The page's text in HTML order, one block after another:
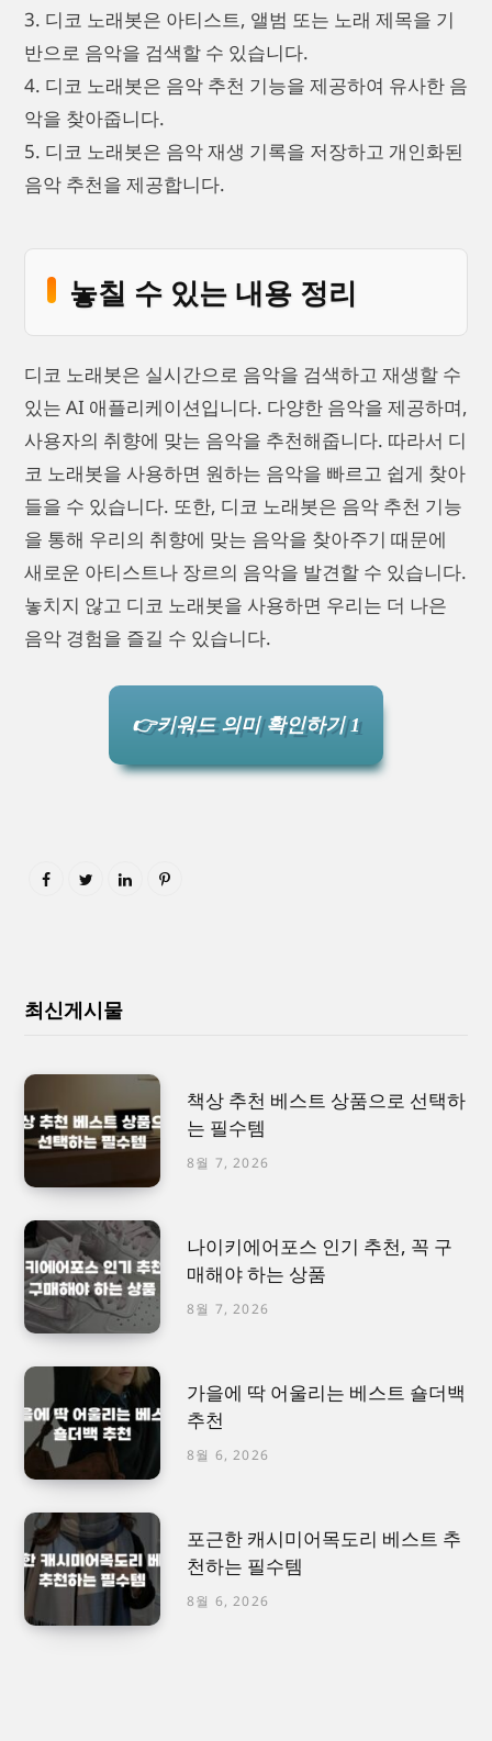
3. 디코 노래봇은 아티스트, 앨범 또는 노래 제목을 기
반으로 음악을 검색할 수 있습니다.
4. 디코 노래봇은 음악 추천 기능을 제공하여 유사한 음
악을 찾아줍니다.
5. 디코 노래봇은 음악 재생 기록을 저장하고 개인화된
음악 추천을 제공합니다.
놓칠 수 있는 내용 정리
디코 노래봇은 실시간으로 음악을 검색하고 재생할 수
있는 AI 애플리케이션입니다. 다양한 음악을 제공하며,
사용자의 취향에 맞는 음악을 추천해줍니다. 따라서 디
코 노래봇을 사용하면 원하는 음악을 빠르고 쉽게 찾아
들을 수 있습니다. 또한, 디코 노래봇은 음악 추천 기능
을 통해 우리의 취향에 맞는 음악을 찾아주기 때문에
새로운 아티스트나 장르의 음악을 발견할 수 있습니다.
놓치지 않고 디코 노래봇을 사용하면 우리는 더 나은
음악 경험을 즐길 수 있습니다.
👉키워드 의미 확인하기 1
최신게시물
책상 추천 베스트 상품으로 선택하
는 필수템
8월 7, 2026
나이키에어포스 인기 추천, 꼭 구
매해야 하는 상품
8월 7, 2026
가을에 딱 어울리는 베스트 숄더백
추천
8월 6, 2026
포근한 캐시미어목도리 베스트 추
천하는 필수템
8월 6, 2026